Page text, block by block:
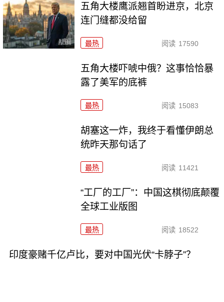
五角大楼鹰派翘首盼进京，北京
连门缝都没给留
最热 阅读 17590
五角大楼吓唬中俄？这事恰恰暴
露了美军的底裤
最热 阅读 15083
胡塞这一炸，我终于看懂伊朗总
统昨天那句话了
最热 阅读 11421
“工厂的工厂”：中国这棋彻底颠覆
全球工业版图
最热 阅读 18522
印度豪赌千亿卢比，要对中国光伏“卡脖子”？